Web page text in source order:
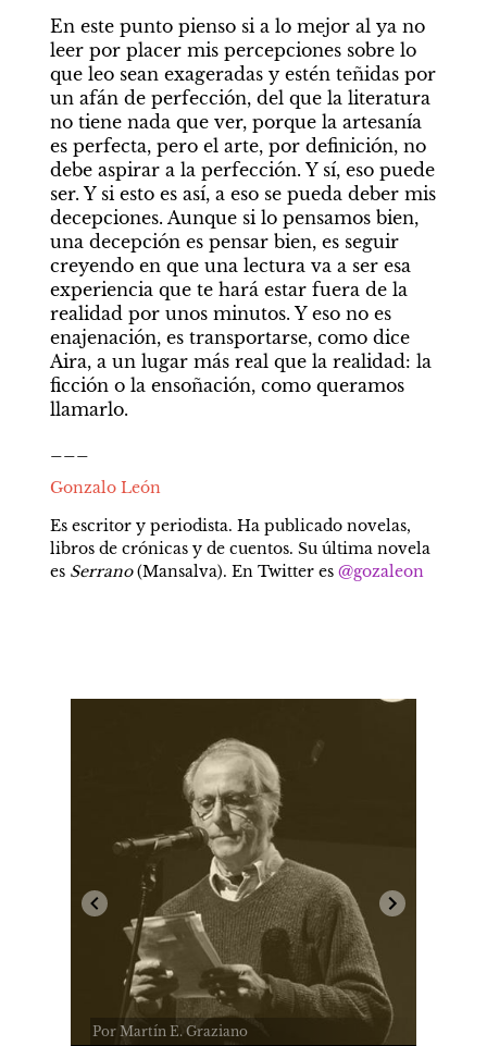
En este punto pienso si a lo mejor al ya no
leer por placer mis percepciones sobre lo
que leo sean exageradas y estén teñidas por
un afán de perfección, del que la literatura
no tiene nada que ver, porque la artesanía
es perfecta, pero el arte, por definición, no
debe aspirar a la perfección. Y sí, eso puede
ser. Y si esto es así, a eso se pueda deber mis
decepciones. Aunque si lo pensamos bien,
una decepción es pensar bien, es seguir
creyendo en que una lectura va a ser esa
experiencia que te hará estar fuera de la
realidad por unos minutos. Y eso no es
enajenación, es transportarse, como dice
Aira, a un lugar más real que la realidad: la
ficción o la ensoñación, como queramos
llamarlo.
Gonzalo León
Es escritor y periodista. Ha publicado novelas,
libros de crónicas y de cuentos. Su última novela
es Serrano (Mansalva). En Twitter es @gozaleon
Por Martín E. Graziano